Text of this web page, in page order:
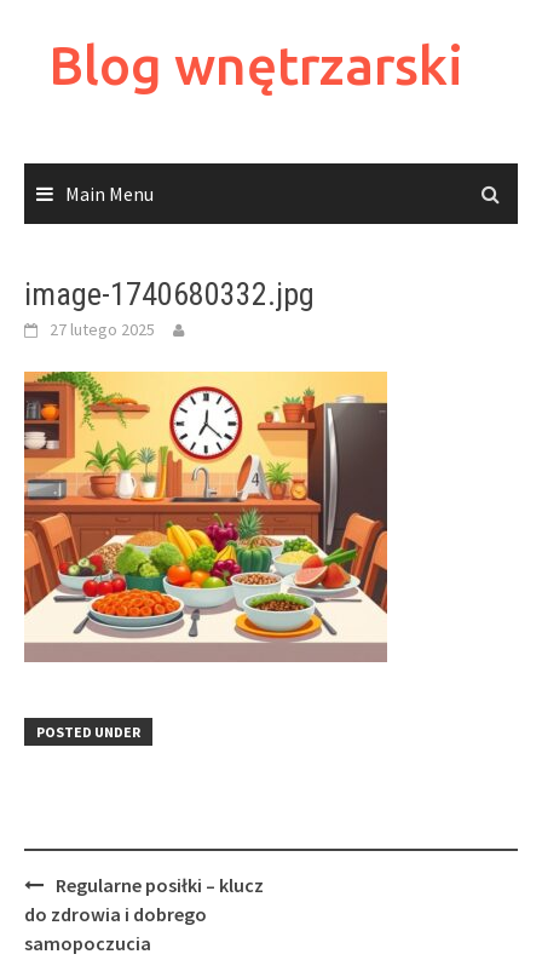
contentBlog wnętrzarski
Main Menu
image-1740680332.jpg
27 lutego 2025
POSTED UNDER
Post
navigation
Regularne posiłki – klucz
do zdrowia i dobrego
samopoczucia